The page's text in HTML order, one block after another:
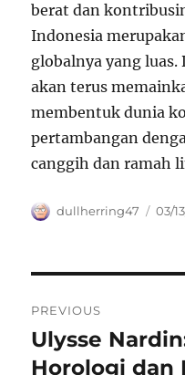
berat dan
Indonesia
globalnya yang luas.
akan terus
membentuk dunia
pertambangan
canggih dan ramah
Author
dullherring47 03/
pos
PREVIOUS
Previous
post:
Ulysse
Horologi dan